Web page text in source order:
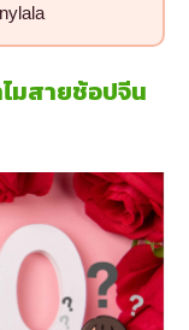
ไมสายช้อปจีน